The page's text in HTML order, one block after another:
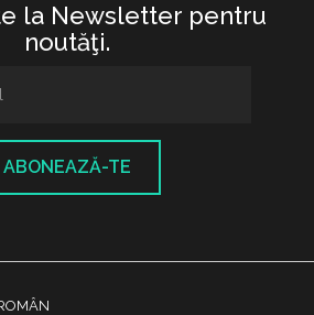
la Newsletter pentru
noutăţi.
ABONEAZĂ-TE